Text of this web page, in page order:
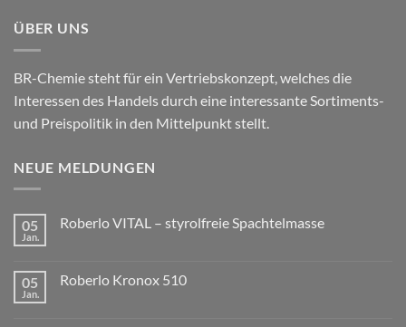
ÜBER UNS
BR-Chemie steht für ein Vertriebskonzept, welches die
Interessen des Handels durch eine interessante Sortiments-
und Preispolitik in den Mittelpunkt stellt.
NEUE MELDUNGEN
05
Jan.
Roberlo VITAL – styrolfreie Spachtelmasse
05
Jan.
Roberlo Kronox 510